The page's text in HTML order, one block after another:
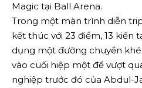
Magic tại Ball Arena.
Trong một màn trình diễn
kết thúc với 23 điểm, 13 kiến
dụng một đường chuyền
vào cuối hiệp một để vượt
nghiệp trước đó của Abdul-